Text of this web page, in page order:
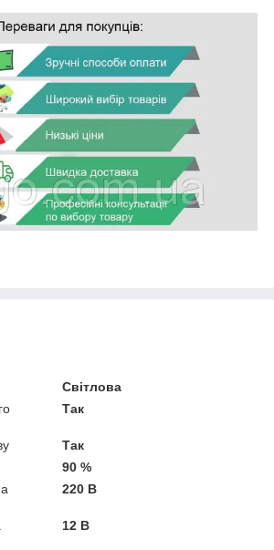
Світлова
Так
Так
90 %
220 В
12 В